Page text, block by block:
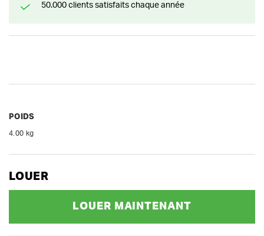
50.000 clients satisfaits chaque année
POIDS
4.00 kg
LOUER
LOUER MAINTENANT